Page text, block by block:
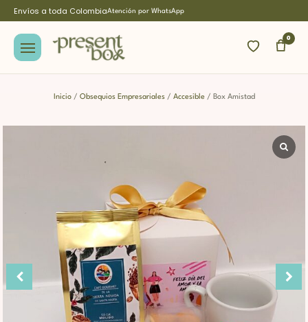
Envíos a toda ColombiaAtención por WhatsApp
0
Inicio/ Obsequios Empresariales/ Accesible/ Box Amistad